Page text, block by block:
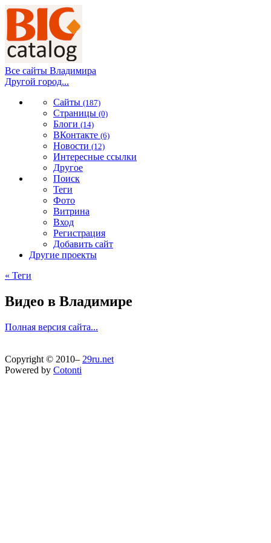
Все сайты Владимира
Другой город...
Сайты (187)
Страницы (0)
Блоги (14)
ВКонтакте (6)
Новости (12)
Интересные ссылки
Другое
Поиск
Теги
Фото
Витрина
Вход
Регистрация
Добавить сайт
Другие проекты
« Теги
Видео в Владимире
Полная версия сайта...
Copyright © 2010– 29ru.net
Powered by Cotonti